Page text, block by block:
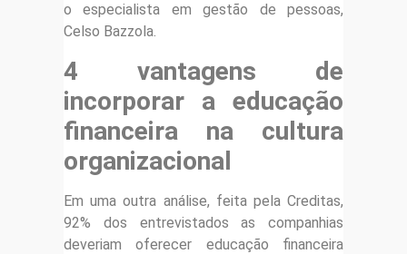
o especialista em gestão de pessoas,
Celso Bazzola.
4 vantagens de
incorporar a educação
financeira na cultura
organizacional
Em uma outra análise, feita pela Creditas,
92% dos entrevistados as companhias
deveriam oferecer educação financeira